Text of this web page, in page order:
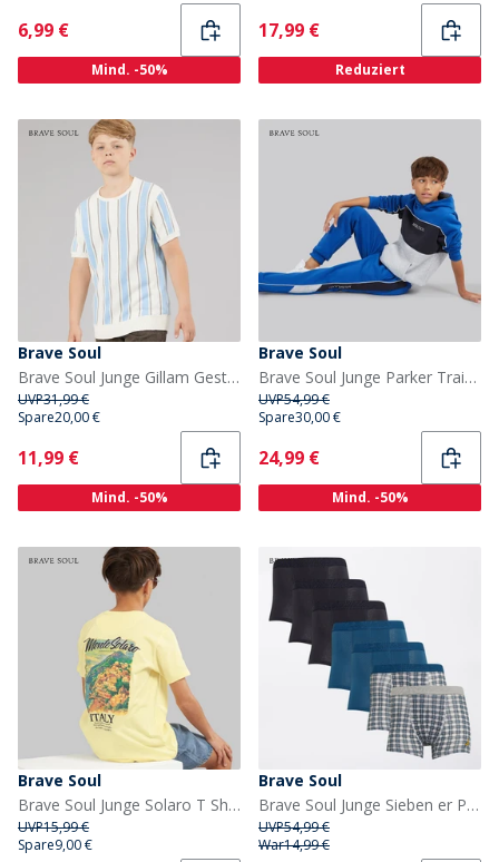
Current
6,99 €
Mind. -50%
Current
17,99 €
Reduziert
Brave Soul
Brave Soul Junge Gillam Gestricktes T Shirt Cream/Pale Blue/Light Grey
UVP31,99 €
Spare20,00 €
Current
11,99 €
Mind. -50%
Brave Soul
Brave Soul Junge Parker Trainingsanzug Cobalt/Navy/Hellgrau Melange Cobalt/Navy/Light Gery Ma
UVP54,99 €
Spare30,00 €
Current
24,99 €
Mind. -50%
Brave Soul
Brave Soul Junge Solaro T Shirt Zitrone/Mehrfarbig Print
UVP15,99 €
Spare9,00 €
Brave Soul
Brave Soul Junge Sieben er Packung Boxershorts Marineblau / Türkis / Gedrucktes Karomuster
UVP54,99 €
War14,99 €